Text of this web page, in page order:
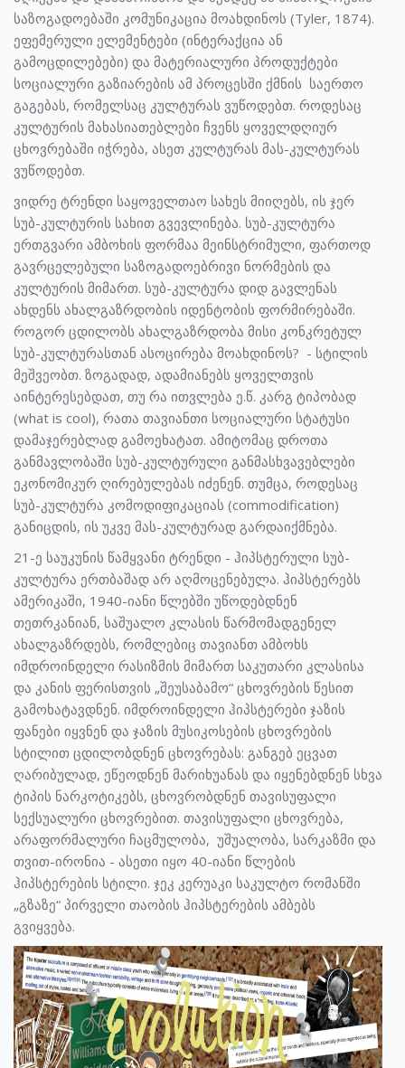
საზოგადოებაში კომუნიკაცია მოახდინოს (Tyler, 1874).
ეფემერული ელემენტები (ინტერაქცია ან
გამოცდილებები) და მატერიალური პროდუქტები
სოციალური გაზიარების ამ პროცესში ქმნის საერთო
გაგებას, რომელსაც კულტურას ვუწოდებთ. როდესაც
კულტურის მახასიათებლები ჩვენს ყოველდღიურ
ცხოვრებაში იჭრება, ასეთ კულტურას მას-კულტურას
ვუწოდებთ.
ვიდრე ტრენდი საყოველთაო სახეს მიიღებს, ის ჯერ
სუბ-კულტურის სახით გვევლინება. სუბ-კულტურა
ერთგვარი ამბოხის ფორმაა მეინსტრიმული, ფართოდ
გავრცელებული საზოგადოებრივი ნორმების და
კულტურის მიმართ. სუბ-კულტურა დიდ გავლენას
ახდენს ახალგაზრდობის იდენტობის ფორმირებაში.
როგორ ცდილობს ახალგაზრდობა მისი კონკრეტულ
სუბ-კულტურასთან ასოცირება მოახდინოს? - სტილის
მეშვეობთ. ზოგადად, ადამიანებს ყოველთვის
აინტერესებდათ, თუ რა ითვლება ე.წ. კარგ ტიპობად
(what is cool), რათა თავიანთი სოციალური სტატუსი
დამაჯერებლად გამოეხატათ. ამიტომაც დროთა
განმავლობაში სუბ-კულტურული განმასხვავებლები
ეკონომიკურ ღირებულებას იძენენ. თუმცა, როდესაც
სუბ-კულტურა კომოდიფიკაციას (commodification)
განიცდის, ის უკვე მას-კულტურად გარდაიქმნება.
21-ე საუკუნის წამყვანი ტრენდი - ჰიპსტერული სუბ-
კულტურა ერთბაშად არ აღმოცენებულა. ჰიპსტერებს
ამერიკაში, 1940-იანი წლებში უწოდებდნენ
თეთრკანიან, საშუალო კლასის წარმომადგენელ
ახალგაზრდებს, რომლებიც თავიანთ ამბოხს
იმდროინდელი რასიზმის მიმართ საკუთარი კლასისა
და კანის ფერისთვის „შეუსაბამო“ ცხოვრების წესით
გამოხატავდნენ. იმდროინდელი ჰიპსტერები ჯაზის
ფანები იყვნენ და ჯაზის მუსიკოსების ცხოვრების
სტილით ცდილობდნენ ცხოვრებას: განგებ ეცვათ
ღარიბულად, ეწეოდნენ მარიხუანას და იყენებდნენ სხვა
ტიპის ნარკოტიკებს, ცხოვრობდნენ თავისუფალი
სექსუალური ცხოვრებით. თავისუფალი ცხოვრება,
არაფორმალური ჩაცმულობა, უშუალობა, სარკაზმი და
თვით-ირონია - ასეთი იყო 40-იანი წლების
ჰიპსტერების სტილი. ჯეკ კერუაკი საკულტო რომანში
„გზაზე“ პირველი თაობის ჰიპსტერების ამბებს
გვიყვება.